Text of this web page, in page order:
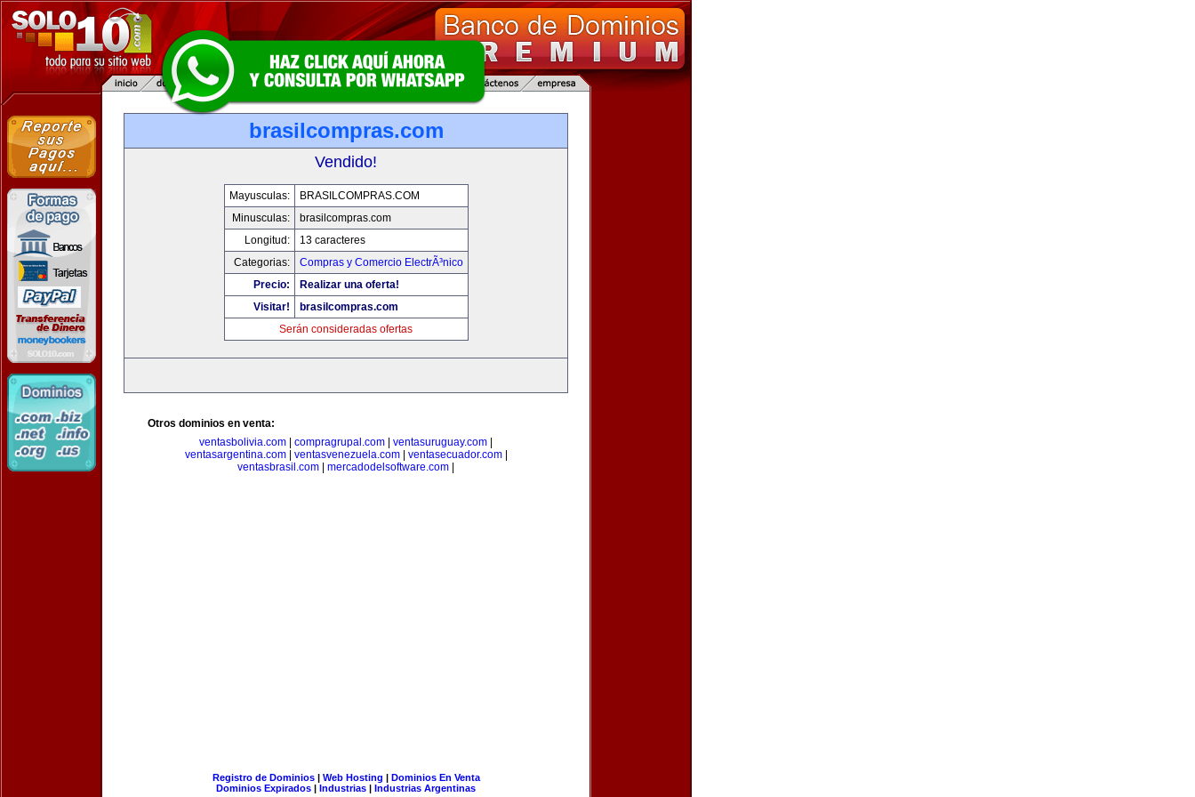
brasilcompras.com
Vendido!
Mayusculas:
BRASILCOMPRAS.COM
Minusculas:
brasilcompras.com
Longitud:
13 caracteres
Categorias:
Compras y Comercio ElectrÃ³nico
Precio:
Realizar una oferta!
Visitar!
brasilcompras.com
Serán consideradas ofertas
Otros dominios en venta:
ventasbolivia.com
compragrupal.com ventasuruguay.com
ventasargentina.com| ventasvenezuela.com| ventasecuador.com|
ventasbrasil.com
mercadodelsoftware.com
Registro de Dominios| Web Hosting | Dominios En Venta
Dominios Expirados | Industrias | Industrias Argentinas